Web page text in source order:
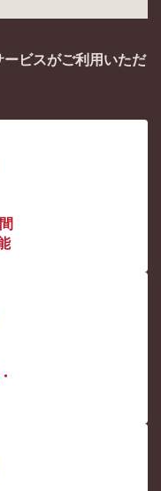
ビスがご利用いただ